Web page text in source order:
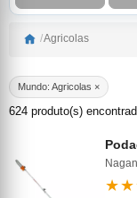
/Agricolas
Mundo: Agricolas ×
624 produto(s)